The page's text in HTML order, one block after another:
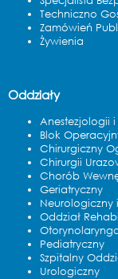
Techniczno
Zamówień
Żywienia
Oddziały
Anestezjologii i
Blok
Chirurgiczny
Chirurgii
Chorób
Geriatryczny
Neurologiczny
Oddział
Pediatryczny
Szpitalny
Urologiczny